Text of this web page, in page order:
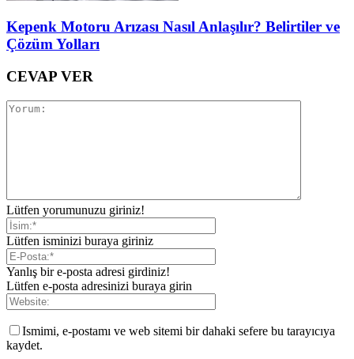
Kepenk Motoru Arızası Nasıl Anlaşılır? Belirtiler ve
Çözüm Yolları
CEVAP VER
Lütfen yorumunuzu giriniz!
Lütfen isminizi buraya giriniz
Yanlış bir e-posta adresi girdiniz!
Lütfen e-posta adresinizi buraya girin
Ismimi, e-postamı ve web sitemi bir dahaki sefere bu tarayıcıya
kaydet.